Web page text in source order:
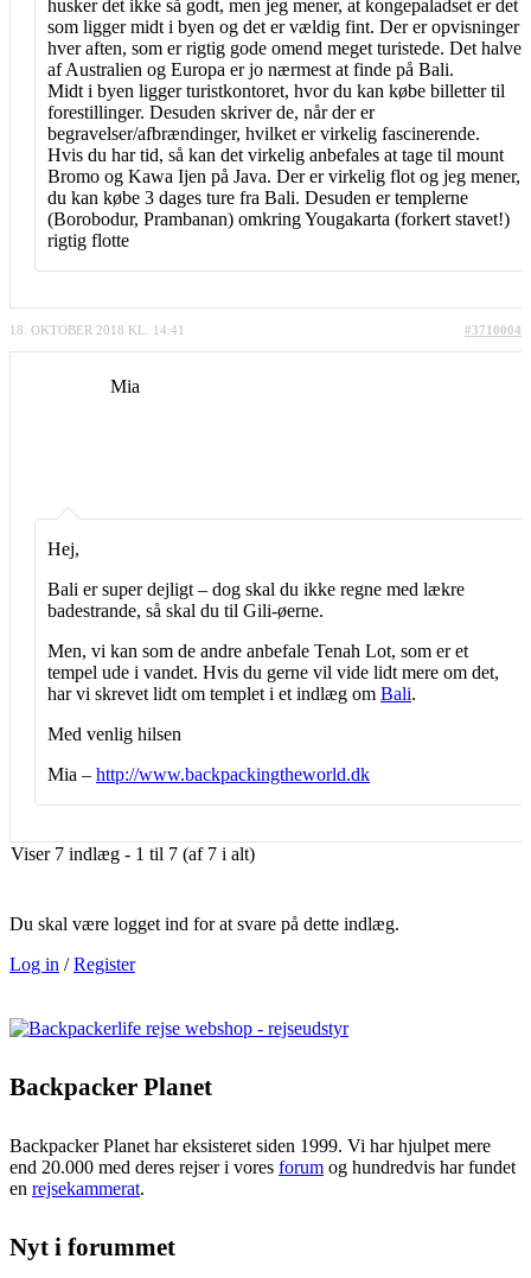
husker det ikke så godt, men jeg mener, at kongepaladset er det
som ligger midt i byen og det er vældig fint. Der er opvisninger
hver aften, som er rigtig gode omend meget turistede. Det halve
af Australien og Europa er jo nærmest at finde på Bali.
Midt i byen ligger turistkontoret, hvor du kan købe billetter til
forestillinger. Desuden skriver de, når der er
begravelser/afbrændinger, hvilket er virkelig fascinerende.
Hvis du har tid, så kan det virkelig anbefales at tage til mount
Bromo og Kawa Ijen på Java. Der er virkelig flot og jeg mener,
du kan købe 3 dages ture fra Bali. Desuden er templerne
(Borobodur, Prambanan) omkring Yougakarta (forkert stavet!)
rigtig flotte
18. OKTOBER 2018 KL. 14:41 #3710004
Mia
Hej,
Bali er super dejligt – dog skal du ikke regne med lækre
badestrande, så skal du til Gili-øerne.
Men, vi kan som de andre anbefale Tenah Lot, som er et
tempel ude i vandet. Hvis du gerne vil vide lidt mere om det,
har vi skrevet lidt om templet i et indlæg om Bali.
Med venlig hilsen
Mia – http://www.backpackingtheworld.dk
Viser 7 indlæg - 1 til 7 (af 7 i alt)
Du skal være logget ind for at svare på dette indlæg.
Log in /Register
Backpacker Planet
Backpacker Planet har eksisteret siden 1999. Vi har hjulpet mere
end 20.000 med deres rejser i vores forum og hundredvis har fundet
en rejsekammerat.
Nyt i forummet